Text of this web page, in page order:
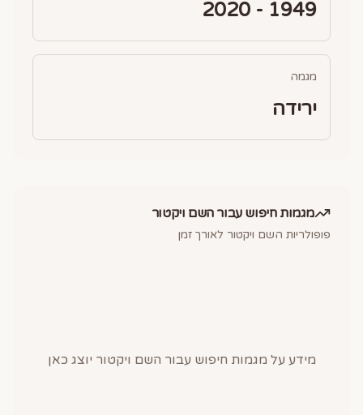
1949 - 2020
מגמה
ירידה
מגמות חיפוש עבור השם ויקטור
פופולריות השם ויקטור לאורך זמן
מידע על מגמות חיפוש עבור השם ויקטור יוצג כאן